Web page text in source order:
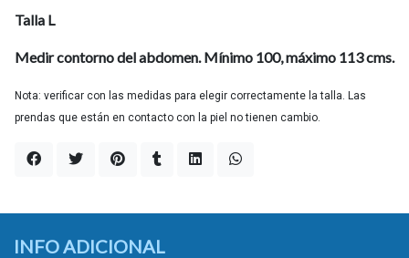
Talla L
Medir contorno del abdomen. Mínimo 100, máximo 113 cms.
Nota: verificar con las medidas para elegir correctamente la talla. Las
prendas que están en contacto con la piel no tienen cambio.
INFO ADICIONAL